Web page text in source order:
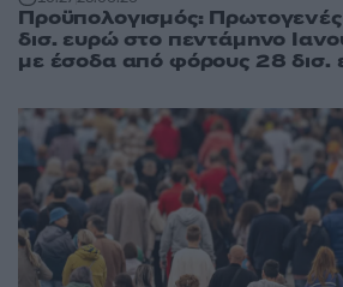
Προϋπολογισμός:
δισ. ευρώ στο πεντάμηνο
με έσοδα από φόρους 28 δισ.